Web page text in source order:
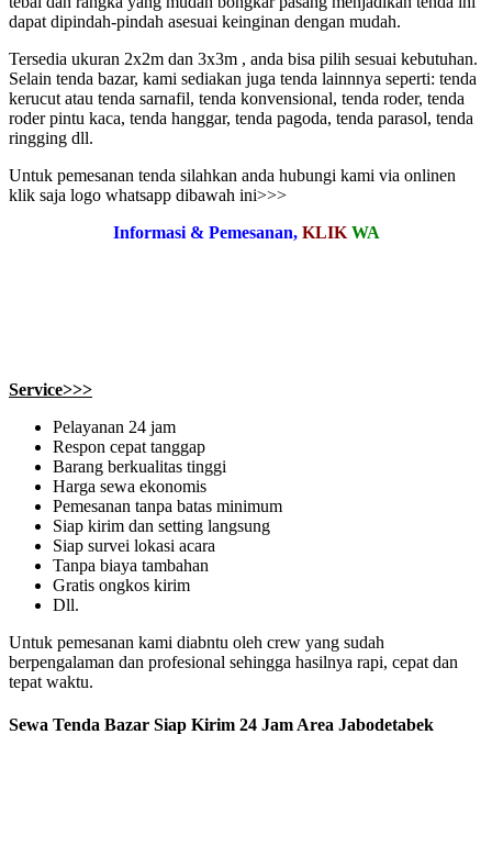
dapat dipindah-pindah asesuai keinginan dengan mudah.
Tersedia ukuran 2x2m dan 3x3m , anda bisa pilih sesuai kebutuhan.
Selain tenda bazar, kami sediakan juga tenda lainnnya seperti: tenda
kerucut atau tenda sarnafil, tenda konvensional, tenda roder, tenda
roder pintu kaca, tenda hanggar, tenda pagoda, tenda parasol, tenda
ringging dll.
Untuk pemesanan tenda silahkan anda hubungi kami via onlinen
klik saja logo whatsapp dibawah ini>>>
Informasi & Pemesanan, KLIK WA
Service>>>
Pelayanan 24 jam
Respon cepat tanggap
Barang berkualitas tinggi
Harga sewa ekonomis
Pemesanan tanpa batas minimum
Siap kirim dan setting langsung
Siap survei lokasi acara
Tanpa biaya tambahan
Gratis ongkos kirim
Dll.
Untuk pemesanan kami diabntu oleh crew yang sudah
berpengalaman dan profesional sehingga hasilnya rapi, cepat dan
tepat waktu.
Sewa Tenda Bazar Siap Kirim 24 Jam Area Jabodetabek